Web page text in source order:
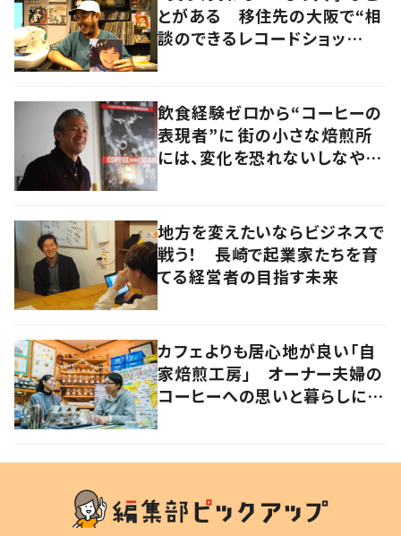
とがある 移住先の大阪で“相
談のできるレコードショッ
飲食経験ゼロから“コーヒーの
表現者”に 街の小さな焙煎所
には、変化を恐れないしなやか
地方を変えたいならビジネスで
戦う！ 長崎で起業家たちを育
てる経営者の目指す未来
カフェよりも居心地が良い「自
家焙煎工房」 オーナー夫婦の
コーヒーへの思いと暮らしに迫